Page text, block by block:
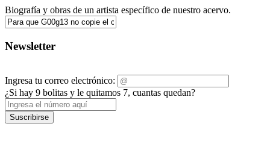
Biografía y obras de un artista específico de nuestro acervo.
Newsletter
Ingresa tu correo electrónico:
¿Si hay 9 bolitas y le quitamos 7, cuantas quedan?
Suscribirse